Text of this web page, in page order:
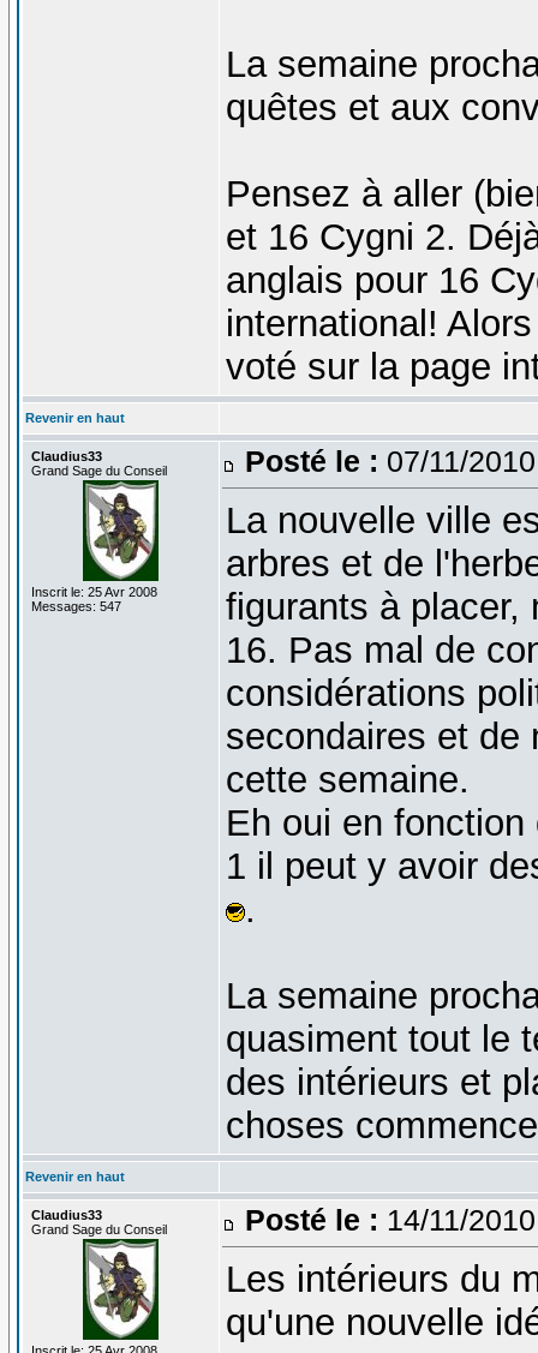
La semaine
quêtes et aux
Pensez à aller
et 16 Cygni 2.
anglais pour 16
international!
voté sur la page
Revenir en haut
Claudius33
Grand Sage du Conseil
Inscrit le: 25 Avr 2008
Messages: 547
Posté le : 07/11/
La nouvelle ville
arbres et de
figurants à placer,
16. Pas mal de
considérations
secondaires et de
cette semaine.
Eh oui en
1 il peut y avoir
.
La semaine
quasiment tout le
des intérieurs et
choses
Revenir en haut
Claudius33
Grand Sage du Conseil
Posté le : 14/11/
Les intérieurs du
qu'une nouvelle